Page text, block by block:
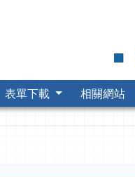
表單下載 相關網站